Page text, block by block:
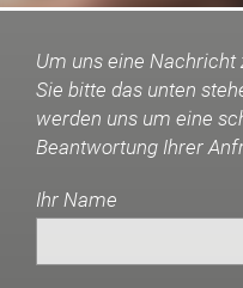
Um uns eine
Sie bitte das unten
werden uns um eine
Beantwortung Ihrer
Ihr Name